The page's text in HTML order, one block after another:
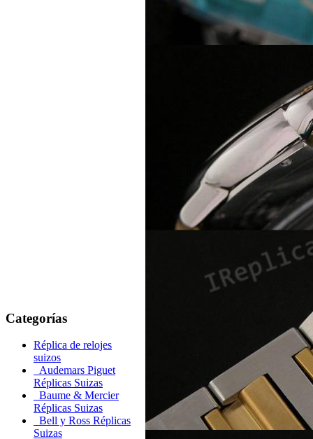
Categorías
Réplica de relojes
suizos
Audemars Piguet
Réplicas Suizas
Baume & Mercier
Réplicas Suizas
Bell y Ross Réplicas
Suizas